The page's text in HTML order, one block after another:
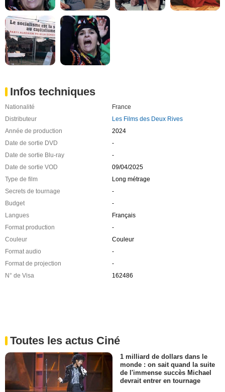
Infos techniques
Nationalité
France
Distributeur
Les Films des Deux Rives
Année de production
2024
Date de sortie DVD
-
Date de sortie Blu-ray
-
Date de sortie VOD
09/04/2025
Type de film
Long métrage
Secrets de tournage
-
Budget
-
Langues
Français
Format production
-
Couleur
Couleur
Format audio
-
Format de projection
-
N° de Visa
162486
Toutes les actus Ciné
1 milliard de dollars dans le
monde : on sait quand la suite
de l'immense succès Michael
devrait entrer en tournage